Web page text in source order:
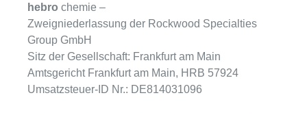
hebro chemie –
Zweigniederlassung der Rockwood Specialties
Group GmbH
Sitz der Gesellschaft: Frankfurt am Main
Amtsgericht Frankfurt am Main, HRB 57924
Umsatzsteuer-ID Nr.: DE814031096